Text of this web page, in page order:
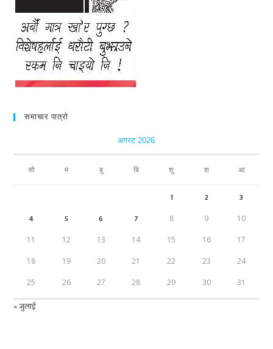
समाचार पात्रो
अगस्ट 2026
सो मं बु बि शु श आ
1 2
3
4
5 6 7 8 9 10
11 12 13 14 15 16 17
18 19 20 21 22 23 24
25 26 27 28 29 30 31
« जुलाई